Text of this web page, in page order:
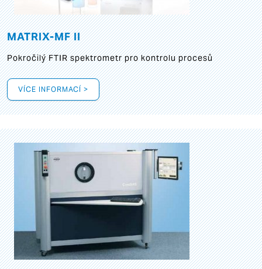
MATRIX-MF II
Pokročilý FTIR spektrometr pro kontrolu procesů
VÍCE INFORMACÍ >